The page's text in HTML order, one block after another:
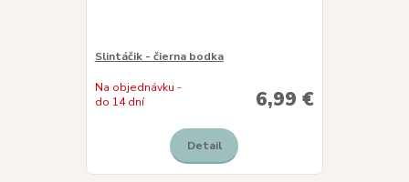
Slintáčik - čierna bodka
6,99 €
Na objednávku -
do 14 dní
Detail